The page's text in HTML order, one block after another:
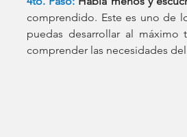
comprendido. Este es uno de
puedas desarrollar al
comprender las necesidades